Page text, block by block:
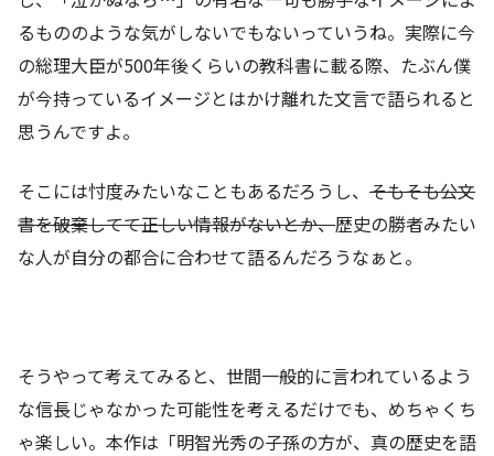
るもののような気がしないでもないっていうね。実際に今
の総理大臣が500年後くらいの教科書に載る際、たぶん僕
が今持っているイメージとはかけ離れた文言で語られると
思うんですよ。
そこには忖度みたいなこともあるだろうし、 そもそも公文
書を破棄してて正しい情報がないとか、歴史の勝者みたい
な人が自分の都合に合わせて語るんだろうなぁと。
そうやって考えてみると、世間一般的に言われているよう
な信長じゃなかった可能性を考えるだけでも、めちゃくち
ゃ楽しい。本作は「明智光秀の子孫の方が、真の歴史を語